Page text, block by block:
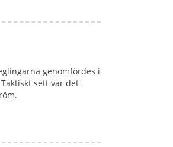
genomfördes i
sett var det